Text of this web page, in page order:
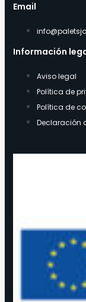
Email
Información
Aviso legal
Política de
Política de
Declaración